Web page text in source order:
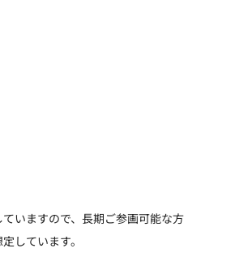
いますので、長期ご参画可能な方
しています。